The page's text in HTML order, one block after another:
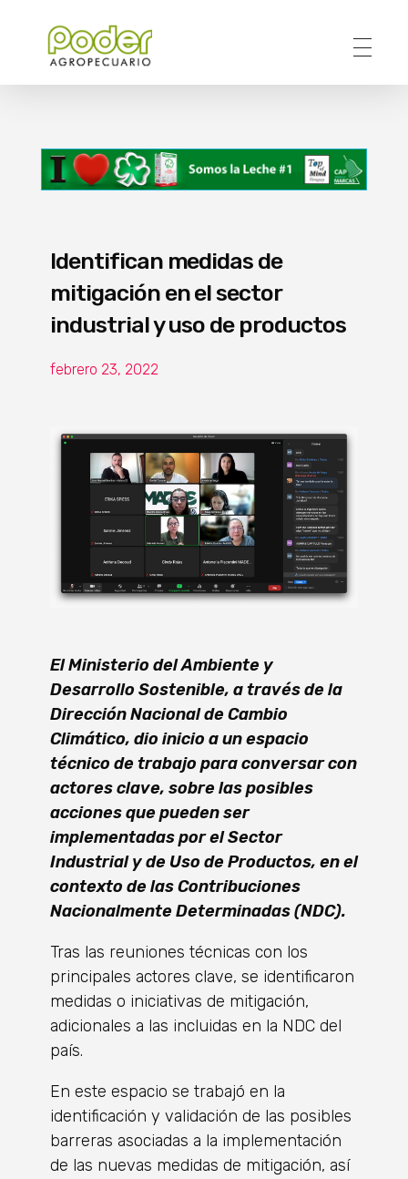
Identifican medidas de
mitigación en el sector
industrial y uso de productos
febrero 23, 2022
El Ministerio del Ambiente y
Desarrollo Sostenible, a través de la
Dirección Nacional de Cambio
Climático, dio inicio a un espacio
técnico de trabajo para conversar con
actores clave, sobre las posibles
acciones que pueden ser
implementadas por el Sector
Industrial y de Uso de Productos, en el
contexto de las Contribuciones
Nacionalmente Determinadas (NDC).
Tras las reuniones técnicas con los
principales actores clave, se identificaron
medidas o iniciativas de mitigación,
adicionales a las incluidas en la NDC del
país.
En este espacio se trabajó en la
identificación y validación de las posibles
barreras asociadas a la implementación
de las nuevas medidas de mitigación, así